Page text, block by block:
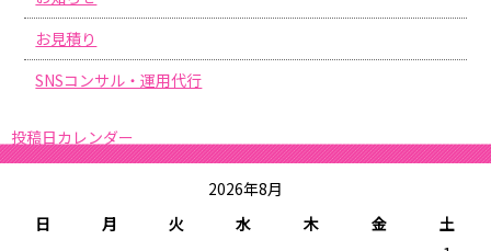
お見積り
SNSコンサル・運用代行
投稿日カレンダー
2026年8月
日
月 火 水 木 金
土